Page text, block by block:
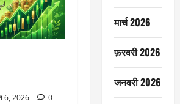
6, 2026 0
मार्च 2026
फ़रवरी 2026
जनवरी 2026